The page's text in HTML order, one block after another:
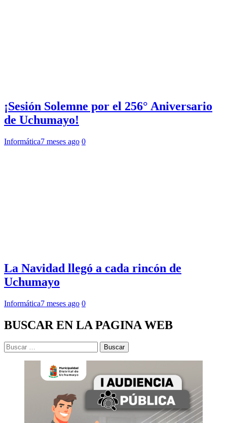
¡Sesión Solemne por el 256° Aniversario
de Uchumayo!
Informática7 meses ago 0
La Navidad llegó a cada rincón de
Uchumayo
Informática7 meses ago 0
BUSCAR EN LA PAGINA WEB
Buscar: